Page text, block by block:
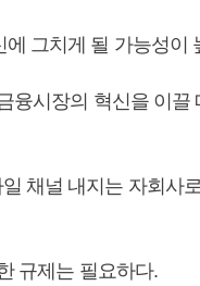
그치게 될 가능성이
융시장의 혁신을 이끌
채널 내지는 자회사
규제는 필요하다.